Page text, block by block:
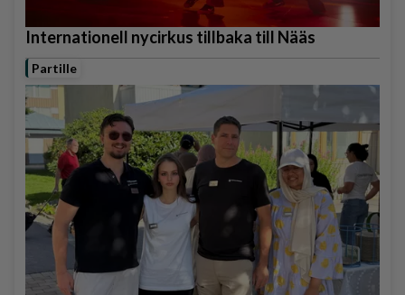
Internationell nycirkus tillbaka till Nääs
Partille